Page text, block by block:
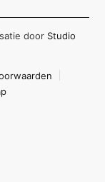
door Studio